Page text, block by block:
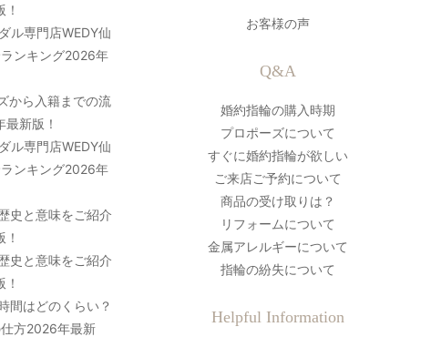
ル専門店WEDY仙
ンキング2026年
から入籍までの流
新版！
ル専門店WEDY仙
ンキング2026年
史と意味をご紹介
史と意味をご紹介
間はどのくらい？
方2026年最新
お客様の声
Q&A
婚約指輪の購入時期
プロポーズについて
すぐに婚約指輪が欲しい
ご来店ご予約について
商品の受け取りは？
リフォームについて
金属アレルギーについて
指輪の紛失について
Helpful Information